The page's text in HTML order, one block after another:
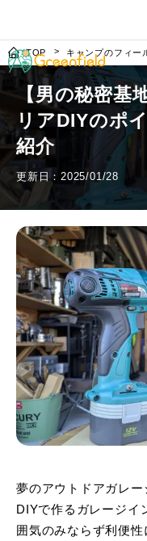
TOP キャンプのフィー
【男の秘密基
リアDIYのポ
紹介
更新日：2025/01/28
夢のアウトドアガレー
DIYで作るガレージイ
囲気のみならず利便